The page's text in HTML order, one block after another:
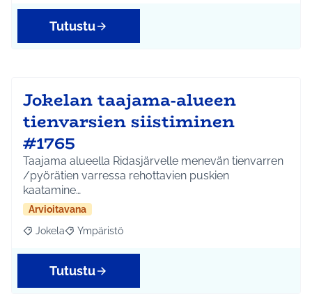
Tutustu
Jokelan taajama-alueen
tienvarsien siistiminen
#1765
Taajama alueella Ridasjärvelle menevän tienvarren
/pyörätien varressa rehottavien puskien
kaatamine…
Arvioitavana
Rajaa tulokset aihepiirin mukaan: Jokela
Jokela Rajaa tulokset teeman mukaan: Ympäristö
Ympäristö
Tutustu